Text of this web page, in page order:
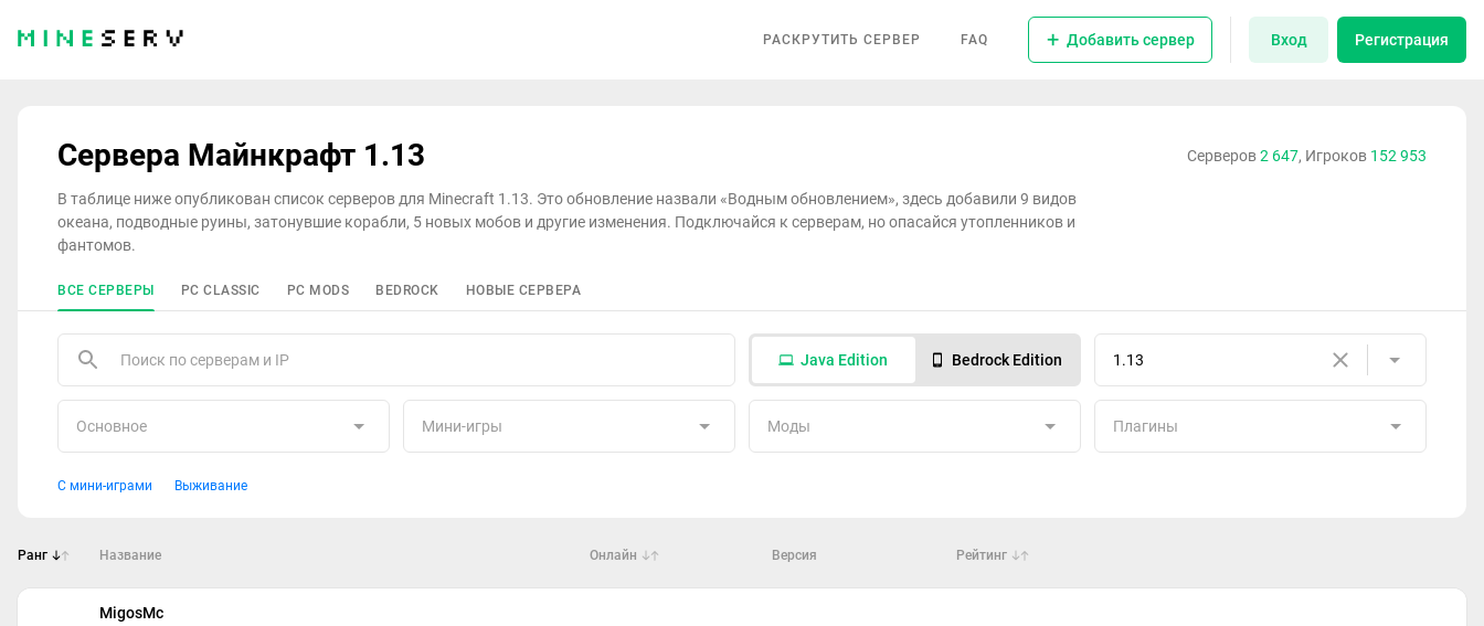
РАСКРУТИТЬ СЕРВЕР FAQ Добавить сервер Вход Регистрация
Сервера Майнкрафт 1.13 Серверов2 647, Игроков 152 953
В таблице ниже опубликован список серверов для Minecraft 1.13. Это обновление назвали «Водным обновлением», здесь добавили 9 видов
океана, подводные руины, затонувшие корабли, 5 новых мобов и другие изменения. Подключайся к серверам, но опасайся утопленников и
фантомов.
ВСЕ СЕРВЕРЫ PC CLASSIC PC MODS BEDROCK НОВЫЕ СЕРВЕРА
Java Edition Bedrock Edition 1.13
Основное Мини-игры Моды Плагины
С мини-играми Выживание
Ранг Название Онлайн Версия Рейтинг
MigosMc